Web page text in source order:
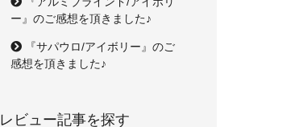
ー』のご感想を頂きました♪
『サパウロ/アイボリー』のご
感想を頂きました♪
レビュー記事を探す